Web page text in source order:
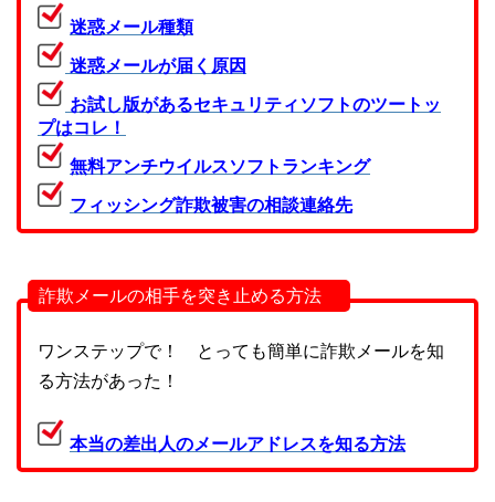
迷惑メール種類
迷惑メールが届く原因
お試し版があるセキュリティソフトのツートッ
プはコレ！
無料アンチウイルスソフトランキング
フィッシング詐欺被害の相談連絡先
詐欺メールの相手を突き止める方法
ワンステップで！ とっても簡単に詐欺メールを知
る方法があった！
本当の差出人のメールアドレスを知る方法